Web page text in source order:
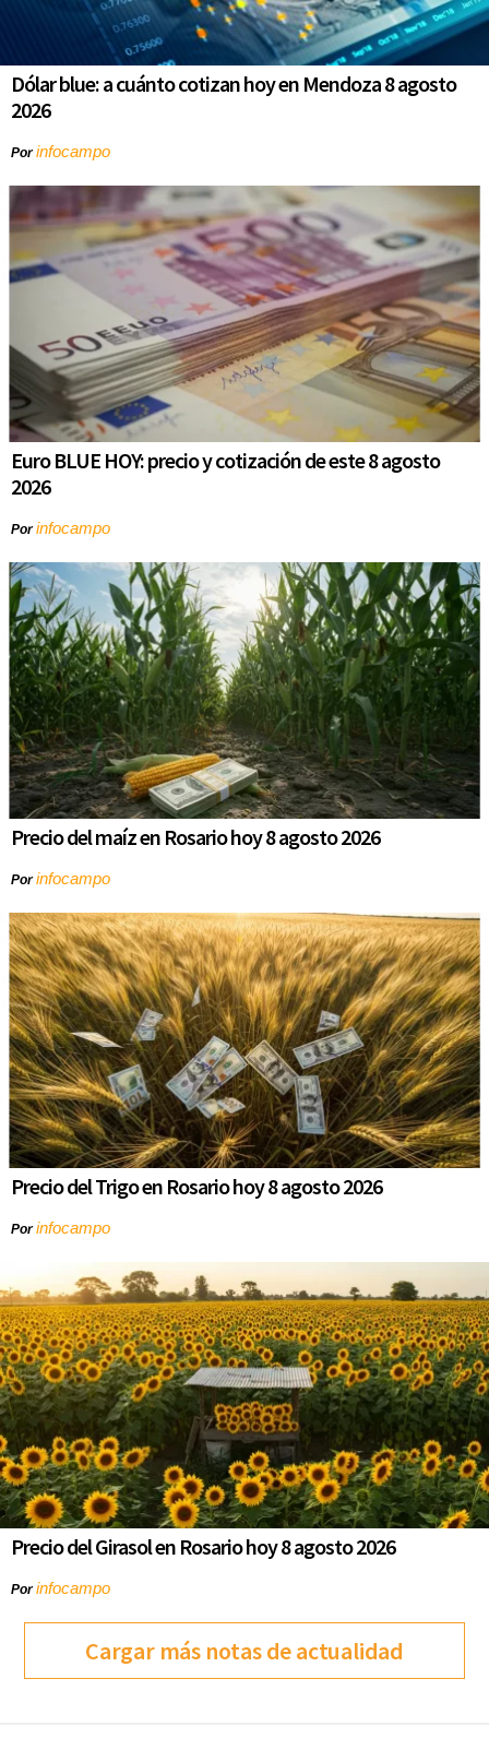
Dólar blue: a cuánto cotizan hoy en Mendoza 8 agosto
2026
Porinfocampo
Euro BLUE HOY: precio y cotización de este 8 agosto
2026
Porinfocampo
Precio del maíz en Rosario hoy 8 agosto 2026
Porinfocampo
Precio del Trigo en Rosario hoy 8 agosto 2026
Porinfocampo
Precio del Girasol en Rosario hoy 8 agosto 2026
Porinfocampo
Cargar más notas de actualidad